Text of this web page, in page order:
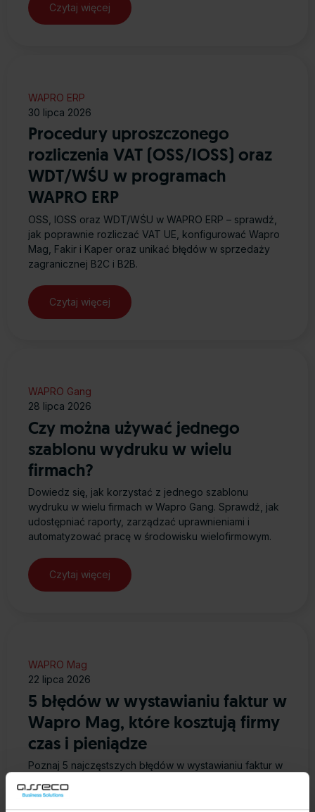
Czytaj więcej
WAPRO ERP
30 lipca 2026
Procedury uproszczonego
rozliczenia VAT (OSS/IOSS) oraz
WDT/WŚU w programach
WAPRO ERP
OSS, IOSS oraz WDT/WŚU w WAPRO ERP – sprawdź,
jak poprawnie rozliczać VAT UE, konfigurować Wapro
Mag, Fakir i Kaper oraz unikać błędów w sprzedaży
zagranicznej B2C i B2B.
Czytaj więcej
WAPRO Gang
28 lipca 2026
Czy można używać jednego
szablonu wydruku w wielu
firmach?
Dowiedz się, jak korzystać z jednego szablonu
wydruku w wielu firmach w Wapro Gang. Sprawdź, jak
udostępniać raporty, zarządzać uprawnieniami i
automatyzować pracę w środowisku wielofirmowym.
Czytaj więcej
WAPRO Mag
22 lipca 2026
5 błędów w wystawianiu faktur w
Wapro Mag, które kosztują firmy
czas i pieniądze
Poznaj 5 najczęstszych błędów w wystawianiu faktur w
poprawnie korzystać z kartotek, cenników i
dokumentów magazynowych, aby przyspieszyć pracę